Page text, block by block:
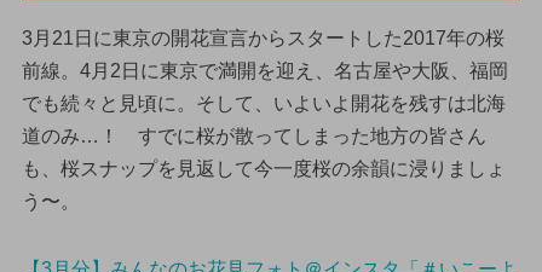
3月21日に東京の開花宣言からスタートした2017年の桜
前線。4月2日に東京で満開を迎え、名古屋や大阪、福岡
でも続々と見頃に。そして、いよいよ開花を残すは北海
道のみ…！ すでに桜が散ってしまった地方の皆さん
も、桜スナップを見返して今一度桜の余韻に浸りましょ
う〜。